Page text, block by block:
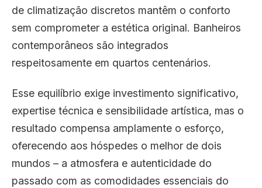
de climatização discretos mantêm o conforto
sem comprometer a estética original. Banheiros
contemporâneos são integrados
respeitosamente em quartos centenários.
Esse equilíbrio exige investimento significativo,
expertise técnica e sensibilidade artística, mas o
resultado compensa amplamente o esforço,
oferecendo aos hóspedes o melhor de dois
mundos – a atmosfera e autenticidade do
passado com as comodidades essenciais do